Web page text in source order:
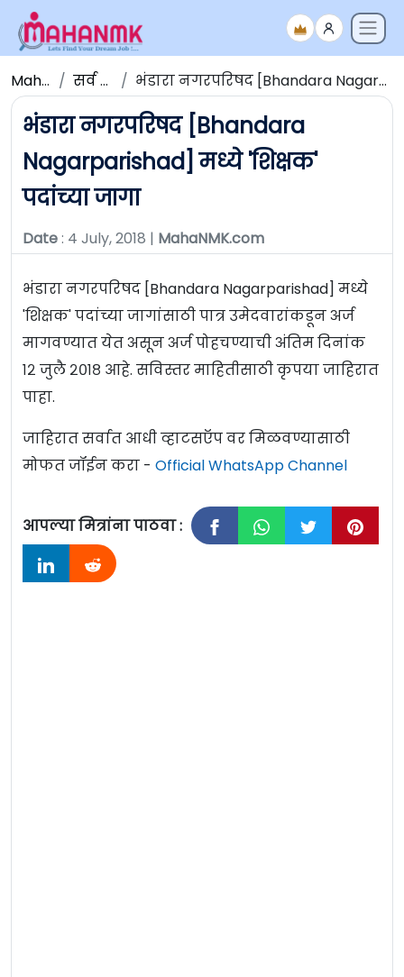
Maha NMK सर्व जाहिराती भंडारा नगरपरिषद [Bhandara Nagarparishad] मध्ये 'शिक्षक' पदांच्या जागा
भंडारा नगरपरिषद [Bhandara
Nagarparishad] मध्ये 'शिक्षक'
पदांच्या जागा
Date: 4 July, 2018 | MahaNMK.com
भंडारा नगरपरिषद [Bhandara Nagarparishad] मध्ये
'शिक्षक' पदांच्या जागांसाठी पात्र उमेदवारांकडून अर्ज
मागवण्यात येत असून अर्ज पोहचण्याची अंतिम दिनांक
१२ जुलै २०१८ आहे. सविस्तर माहितीसाठी कृपया जाहिरात
पाहा.
जाहिरात सर्वात आधी व्हाटसऍप वर मिळवण्यासाठी
मोफत जॉईन करा - Official WhatsApp Channel
आपल्या मित्रांना पाठवा :